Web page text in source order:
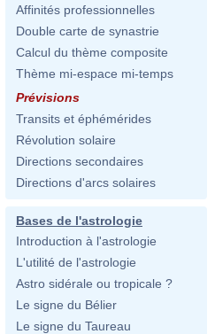
Affinités professionnelles
Double carte de synastrie
Calcul du thème composite
Thème mi-espace mi-temps
Prévisions
Transits et éphémérides
Révolution solaire
Directions secondaires
Directions d'arcs solaires
Bases de l'astrologie
Introduction à l'astrologie
L'utilité de l'astrologie
Astro sidérale ou tropicale ?
Le signe du Bélier
Le signe du Taureau